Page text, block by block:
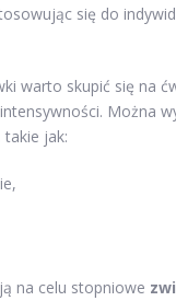
się do
warto skupić się na
Można
takie jak:
na celu stopniowe